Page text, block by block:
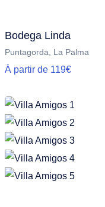
Bodega Linda
Puntagorda, La Palma
À partir de 119€